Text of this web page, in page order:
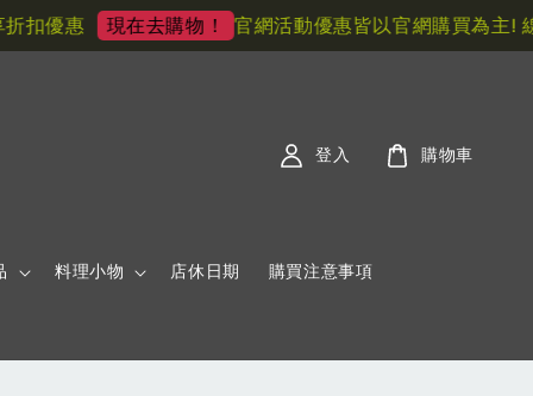
優惠 現在去購物！ 官網活動優惠皆以官網購買為主! 線
料理小物 店休日期 購買注意事項
登入 購物車